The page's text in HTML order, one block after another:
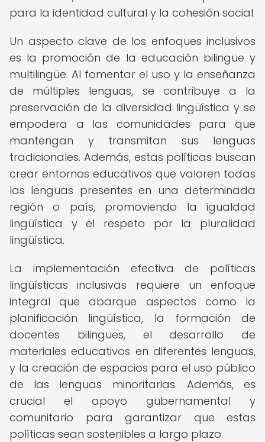
para la identidad cultural y la cohesión social.
Un aspecto clave de los enfoques inclusivos
es la promoción de la educación bilingüe y
multilingüe. Al fomentar el uso y la enseñanza
de múltiples lenguas, se contribuye a la
preservación de la diversidad lingüística y se
empodera a las comunidades para que
mantengan y transmitan sus lenguas
tradicionales. Además, estas políticas buscan
crear entornos educativos que valoren todas
las lenguas presentes en una determinada
región o país, promoviendo la igualdad
lingüística y el respeto por la pluralidad
lingüística.
La implementación efectiva de políticas
lingüísticas inclusivas requiere un enfoque
integral que abarque aspectos como la
planificación lingüística, la formación de
docentes bilingües, el desarrollo de
materiales educativos en diferentes lenguas,
y la creación de espacios para el uso público
de las lenguas minoritarias. Además, es
crucial el apoyo gubernamental y
comunitario para garantizar que estas
políticas sean sostenibles a largo plazo.